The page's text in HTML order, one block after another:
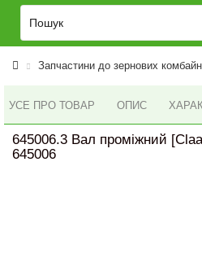
Запчастини до зернових
УСЕ ПРО ТОВАР ОПИС
645006.3 Вал проміжний
645006